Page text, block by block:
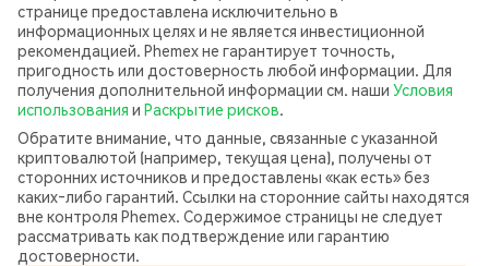
странице предоставлена исключительно в
информационных целях и не является инвестиционной
рекомендацией. Phemex не гарантирует точность,
пригодность или достоверность любой информации. Для
получения дополнительной информации см. наши Условия
использования и Раскрытие рисков.
Обратите внимание, что данные, связанные с указанной
криптовалютой (например, текущая цена), получены от
сторонних источников и предоставлены «как есть» без
каких‑либо гарантий. Ссылки на сторонние сайты находятся
вне контроля Phemex. Содержимое страницы не следует
рассматривать как подтверждение или гарантию
достоверности.